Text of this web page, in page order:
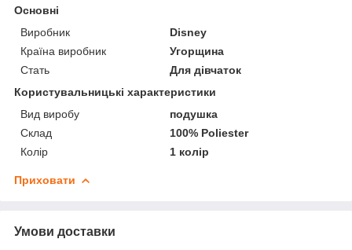
Основні
Виробник
Disney
Країна виробник
Угорщина
Стать
Для дівчаток
Користувальницькі характеристики
Вид виробу
подушка
Склад
100% Poliester
Колір
1 колір
Приховати
Умови доставки